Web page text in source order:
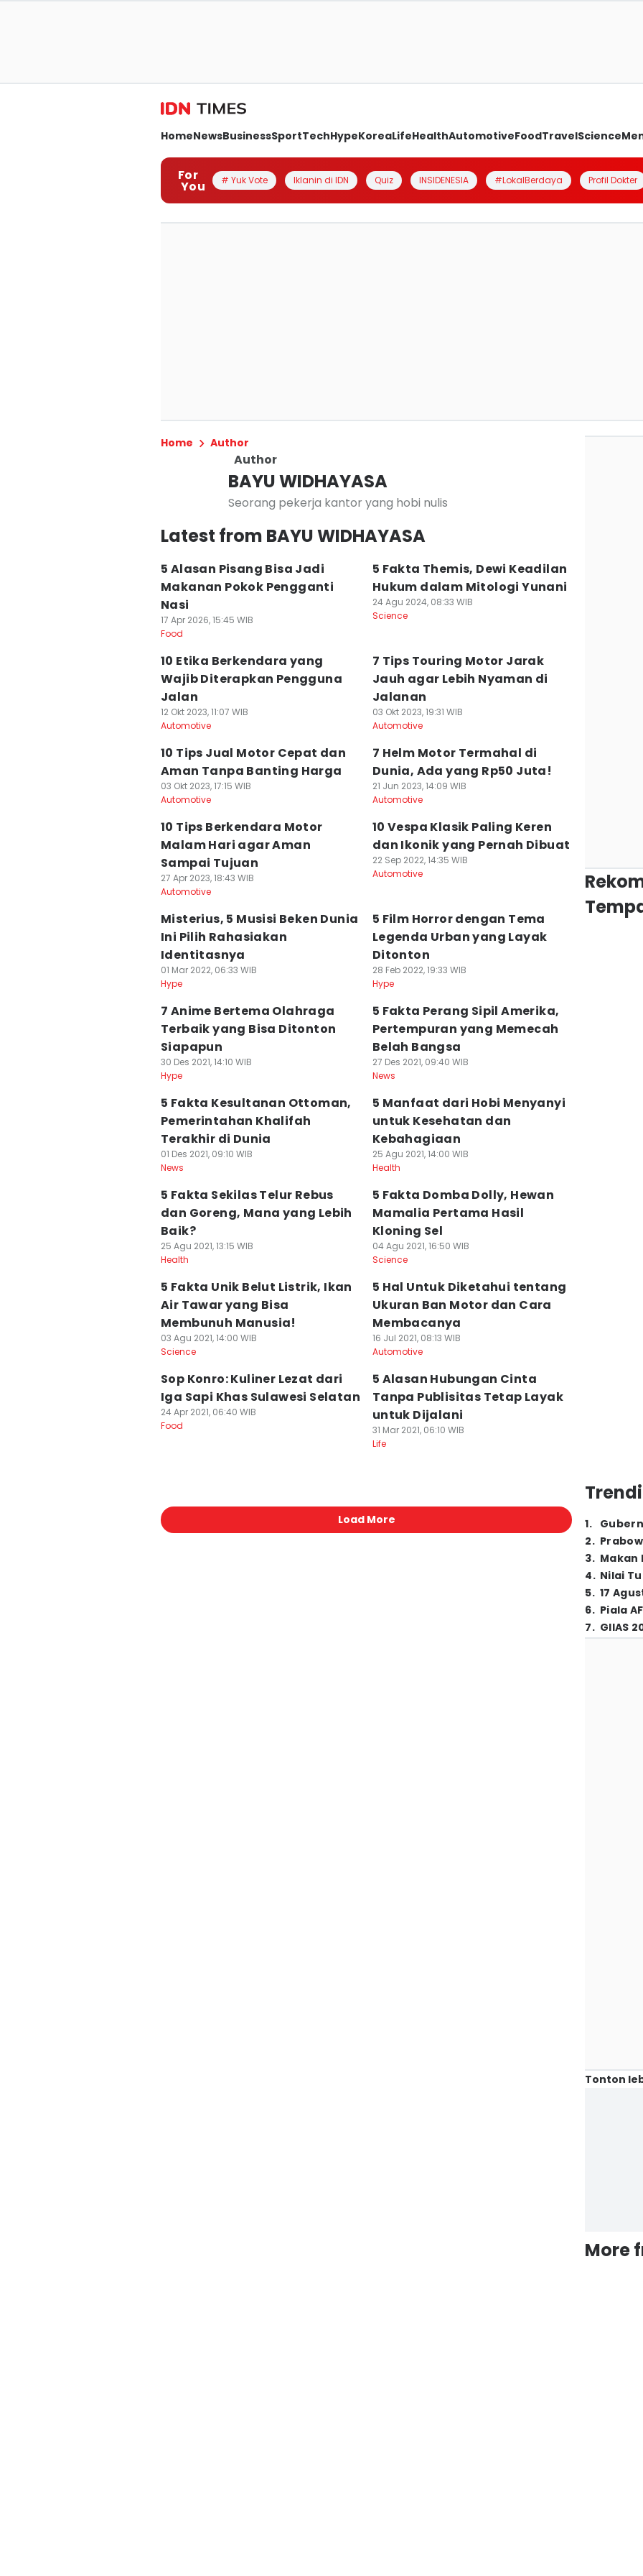
HomeNewsBusinessSportTechHypeKoreaLifeHealthAutomotiveFoodTravelScience
For
You # Yuk Vote Iklanin di IDN Quiz INSIDENESIA #LokalBerdaya Profil Dokter
Home Author
Author
BAYU WIDHAYASA
Seorang pekerja kantor yang hobi nulis
Latest from BAYU WIDHAYASA
5 Alasan Pisang Bisa Jadi
Makanan Pokok Pengganti
Nasi
17 Apr 2026, 15:45 WIB
Food
5 Fakta Themis, Dewi Keadilan
Hukum dalam Mitologi Yunani
24 Agu 2024, 08:33 WIB
Science
10 Etika Berkendara yang
Wajib Diterapkan Pengguna
Jalan
12 Okt 2023, 11:07 WIB
Automotive
7 Tips Touring Motor Jarak
Jauh agar Lebih Nyaman di
Jalanan
03 Okt 2023, 19:31 WIB
Automotive
10 Tips Jual Motor Cepat dan
Aman Tanpa Banting Harga
03 Okt 2023, 17:15 WIB
Automotive
7 Helm Motor Termahal di
Dunia, Ada yang Rp50 Juta!
21 Jun 2023, 14:09 WIB
Automotive
10 Tips Berkendara Motor
Malam Hari agar Aman
Sampai Tujuan
27 Apr 2023, 18:43 WIB
Automotive
10 Vespa Klasik Paling Keren
dan Ikonik yang Pernah Dibuat
22 Sep 2022, 14:35 WIB
Automotive
Misterius, 5 Musisi Beken Dunia
Ini Pilih Rahasiakan
Identitasnya
01 Mar 2022, 06:33 WIB
Hype
5 Film Horror dengan Tema
Legenda Urban yang Layak
Ditonton
28 Feb 2022, 19:33 WIB
Hype
7 Anime Bertema Olahraga
Terbaik yang Bisa Ditonton
Siapapun
30 Des 2021, 14:10 WIB
Hype
5 Fakta Perang Sipil Amerika,
Pertempuran yang Memecah
Belah Bangsa
27 Des 2021, 09:40 WIB
News
5 Fakta Kesultanan Ottoman,
Pemerintahan Khalifah
Terakhir di Dunia
01 Des 2021, 09:10 WIB
News
5 Manfaat dari Hobi Menyanyi
untuk Kesehatan dan
Kebahagiaan
25 Agu 2021, 14:00 WIB
Health
5 Fakta Sekilas Telur Rebus
dan Goreng, Mana yang Lebih
Baik?
25 Agu 2021, 13:15 WIB
Health
5 Fakta Domba Dolly, Hewan
Mamalia Pertama Hasil
Kloning Sel
04 Agu 2021, 16:50 WIB
Science
5 Fakta Unik Belut Listrik, Ikan
Air Tawar yang Bisa
Membunuh Manusia!
03 Agu 2021, 14:00 WIB
Science
5 Hal Untuk Diketahui tentang
Ukuran Ban Motor dan Cara
Membacanya
16 Jul 2021, 08:13 WIB
Automotive
Sop Konro: Kuliner Lezat dari
Iga Sapi Khas Sulawesi Selatan
24 Apr 2021, 06:40 WIB
Food
5 Alasan Hubungan Cinta
Tanpa Publisitas Tetap Layak
untuk Dijalani
31 Mar 2021, 06:10 WIB
Life
Load More 1.
2.
3. Makan
4. Nilai
5. 17
6. Piala
7. GIIAS
Tonton
More